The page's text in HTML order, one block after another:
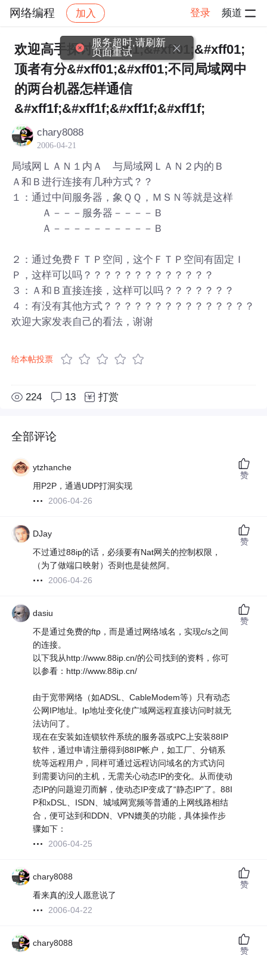
网络编程 加入 登录 频道
社区 网络编程 帖子详情
欢迎高手探讨&#xff01;&#xff01;&#xff01;
顶者有分&#xff01;&#xff01;不同局域网中
的两台机器怎样通信
&#xff1f;&#xff1f;&#xff1f;&#xff1f;
chary8088
2006-04-21
局域网ＬＡＮ１内Ａ 与局域网ＬＡＮ２内的Ｂ
Ａ和Ｂ进行连接有几种方式？？
１：通过中间服务器，象ＱＱ，ＭＳＮ等就是这样
Ａ－－－服务器－－－－Ｂ
Ａ－－－－－－－－－－Ｂ
２：通过免费ＦＴＰ空间，这个ＦＴＰ空间有固定Ｉ
Ｐ，这样可以吗？？？？？？？？？？？？？
３：Ａ和Ｂ直接连接，这样可以吗？？？？？？？
４：有没有其他方式？？？？？？？？？？？？？？？
欢迎大家发表自己的看法，谢谢
给本帖投票
224 13 打赏
全部评论
ytzhanche
用P2P，通過UDP打洞实现
2006-04-26
赞
DJay
不过通过88ip的话，必须要有Nat网关的控制权限，
（为了做端口映射）否则也是徒然阿。
2006-04-26
赞
dasiu
不是通过免费的ftp，而是通过网络域名，实现c/s之间
的连接。
以下我从http://www.88ip.cn/的公司找到的资料，你可
以参看：http://www.88ip.cn/
由于宽带网络（如ADSL、CableModem等）只有动态
公网IP地址。Ip地址变化使广域网远程直接访问时就无
法访问了。
现在在安装如连锁软件系统的服务器或PC上安装88IP
软件，通过申请注册得到88IP帐户，如工厂、分销系
统等远程用户，同样可通过远程访问域名的方式访问
到需要访问的主机，无需关心动态IP的变化。从而使动
态IP的问题迎刃而解，使动态IP变成了“静态IP”了。88I
P和xDSL、ISDN、城域网宽频等普通的上网线路相结
合，便可达到和DDN、VPN媲美的功能，具体操作步
骤如下：
2006-04-25
赞
chary8088
看来真的没人愿意说了
2006-04-22
赞
chary8088
赞
服务超时,请刷新
页面重试